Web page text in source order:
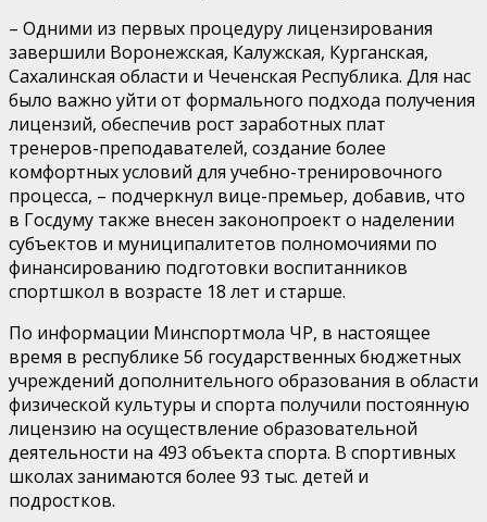
– Одними из первых процедуру лицензирования
завершили Воронежская, Калужская, Курганская,
Сахалинская области и Чеченская Республика. Для нас
было важно уйти от формального подхода получения
лицензий, обеспечив рост заработных плат
тренеров-преподавателей, создание более
комфортных условий для учебно-тренировочного
процесса, – подчеркнул вице-премьер, добавив, что
в Госдуму также внесен законопроект о наделении
субъектов и муниципалитетов полномочиями по
финансированию подготовки воспитанников
спортшкол в возрасте 18 лет и старше.
По информации Минспортмола ЧР, в настоящее
время в республике 56 государственных бюджетных
учреждений дополнительного образования в области
физической культуры и спорта получили постоянную
лицензию на осуществление образовательной
деятельности на 493 объекта спорта. В спортивных
школах занимаются более 93 тыс. детей и
подростков.